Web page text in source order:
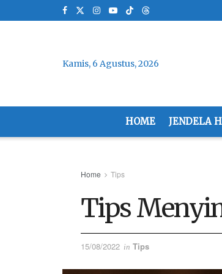
Kamis, 6 Agustus, 2026
HOME JENDELA
Home Tips
Tips
15/08/2022 in Tips